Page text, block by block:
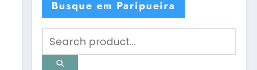
Busque em Paripueira